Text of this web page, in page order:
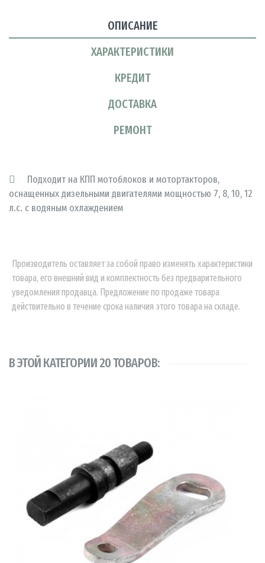
ОПИСАНИЕ
ХАРАКТЕРИСТИКИ
КРЕДИТ
ДОСТАВКА
РЕМОНТ
Подходит на КПП мотоблоков и мотортакторов,
оснащенных дизельными двигателями мощностью 7, 8, 10, 12
л.с. с водяным охлаждением
Производитель оставляет за собой право изменять характеристики
товара, его внешний вид и комплектность без предварительного
уведомления продавца. Предложение по продаже товара
действительно в течение срока наличия этого товара на складе.
В ЭТОЙ КАТЕГОРИИ 20 ТОВАРОВ: